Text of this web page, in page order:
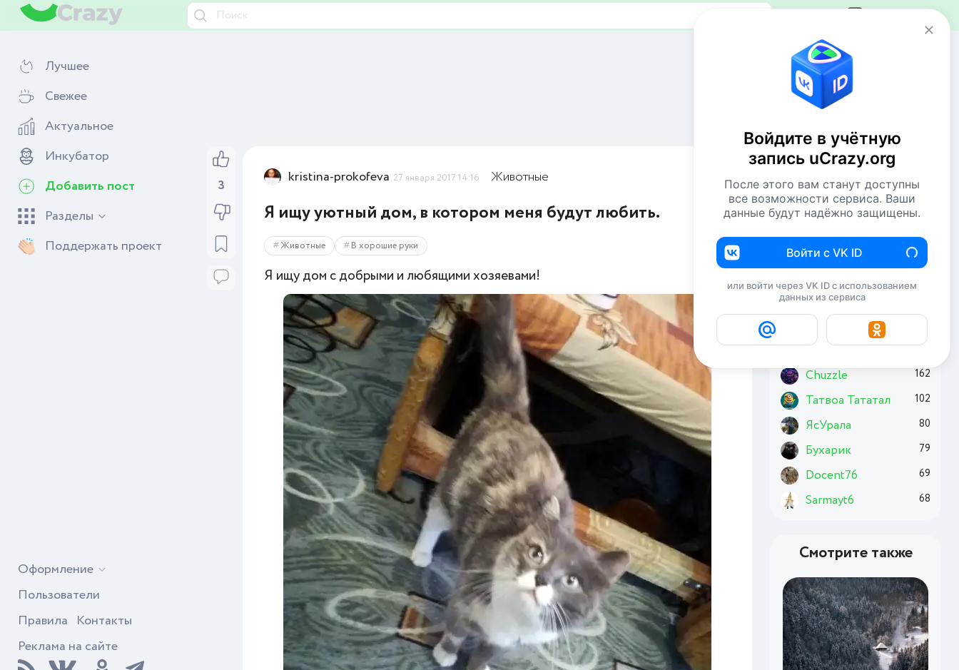
Авторизация
Лучшее
Свежее
Актуальное
Инкубатор
Добавить пост
Разделы
Поддержать проект
Оформление
Пользователи
Правила Контакты
Реклама на сайте
Сейчас онлайн
1 VIP
41 пользователь
738 гостей
Всего посетителей 780
Рекорд: 12737 посетителей
Установлен 22 апр 2026г. в 02:34
Комментаторы недели
Евгений114
Basai 180
Комсомолец 174
Chuzzle 162
Татвоа Тататал 102
ЯсУрала 80
Бухарик 79
Docent76 69
Sarmayt6 68
Смотрите также
3 kristina-prokofeva 27 января 2017 14:16 Животные
Я ищу уютный дом, в котором меня будут любить.
Животные В хорошие руки
Я ищу дом с добрыми и любящими хозяевами!
Войдите в учётную
запись uCrazy.org
После этого вам станут доступны
все возможности сервиса. Ваши
данные будут надёжно защищены.
Войти с VK ID
или войти через VK ID с использованием
данных из сервиса